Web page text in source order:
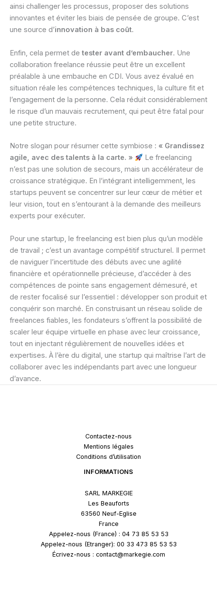
ainsi challenger les processus, proposer des solutions
innovantes et éviter les biais de pensée de groupe. C’est
une source d’innovation à bas coût.
Enfin, cela permet de tester avant d’embaucher. Une
collaboration freelance réussie peut être un excellent
préalable à une embauche en CDI. Vous avez évalué en
situation réale les compétences techniques, la culture fit et
l’engagement de la personne. Cela réduit considérablement
le risque d’un mauvais recrutement, qui peut être fatal pour
une petite structure.
Notre slogan pour résumer cette symbiose : « Grandissez
agile, avec des talents à la carte. »
Le freelancing
n’est pas une solution de secours, mais un accélérateur de
croissance stratégique. En l’intégrant intelligemment, les
startups peuvent se concentrer sur leur cœur de métier et
leur vision, tout en s’entourant à la demande des meilleurs
experts pour exécuter.
Pour une startup, le freelancing est bien plus qu’un modèle
de travail ; c’est un avantage compétitif structurel. Il permet
de naviguer l’incertitude des débuts avec une agilité
financière et opérationnelle précieuse, d’accéder à des
compétences de pointe sans engagement démesuré, et
de rester focalisé sur l’essentiel : développer son produit et
conquérir son marché. En construisant un réseau solide de
freelances fiables, les fondateurs s’offrent la possibilité de
scaler leur équipe virtuelle en phase avec leur croissance,
tout en injectant régulièrement de nouvelles idées et
expertises. À l’ère du digital, une startup qui maîtrise l’art de
collaborer avec les indépendants part avec une longueur
d’avance.
Contactez-nous
Mentions légales
Conditions d’utilisation
INFORMATIONS
SARL MARKEGIE
Les Beauforts
63560 Neuf-Eglise
France
Appelez-nous (France) : 04 73 85 53 53
Appelez-nous (Etranger): 00 33 473 85 53 53
Écrivez-nous : contact@markegie.com